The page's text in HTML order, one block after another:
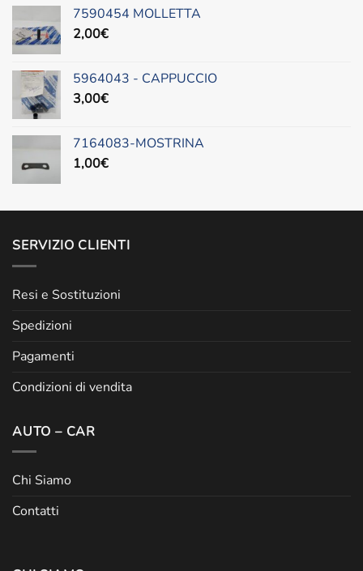
7590454 MOLLETTA
2,00€
5964043 - CAPPUCCIO
3,00€
7164083-MOSTRINA
1,00€
SERVIZIO CLIENTI
Resi e Sostituzioni
Spedizioni
Pagamenti
Condizioni di vendita
AUTO – CAR
Chi Siamo
Contatti